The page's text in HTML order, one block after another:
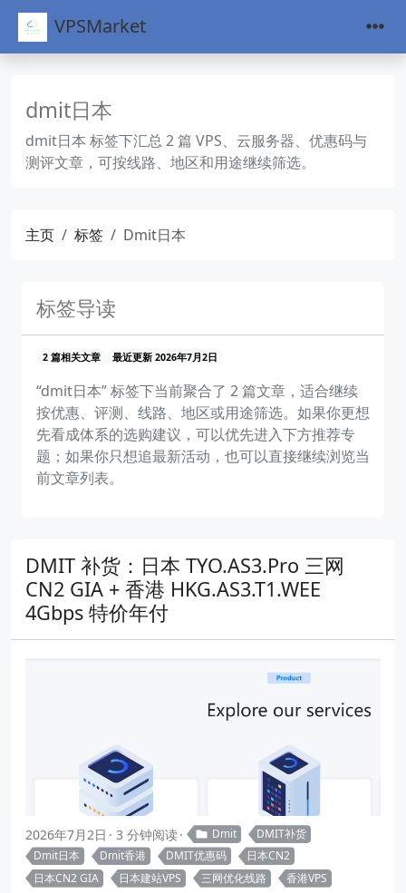
VPSMarket
dmit日本
dmit日本 标签下汇总 2 篇 VPS、云服务器、优惠码与
测评文章，可按线路、地区和用途继续筛选。
主页 标签 Dmit日本
标签导读
2 篇相关文章 最近更新 2026年7月2日
“dmit日本” 标签下当前聚合了 2 篇文章，适合继续
按优惠、评测、线路、地区或用途筛选。如果你更想
先看成体系的选购建议，可以优先进入下方推荐专
题；如果你只想追最新活动，也可以直接继续浏览当
前文章列表。
DMIT 补货：日本 TYO.AS3.Pro 三网
CN2 GIA + 香港 HKG.AS3.T1.WEE
4Gbps 特价年付
2026年7月2日 3 分钟阅读 Dmit
DMIT补货
Dmit日本
Dmit香港 DMIT优惠码
日本CN2
日本CN2 GIA
日本建站VPS 三网优化线路 香港VPS